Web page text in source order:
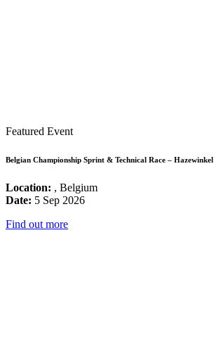
Featured Event
Belgian Championship Sprint & Technical Race – Hazewinkel
Location: , Belgium
Date: 5 Sep 2026
Find out more